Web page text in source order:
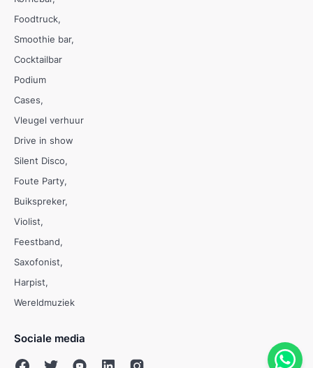
Foodtruck
Smoothie bar
Cocktailbar
Podium
Cases
Vleugel verhuur
Drive in show
Silent Disco
Foute Party
Buikspreker
Violist
Feestband
Saxofonist
Harpist
Wereldmuziek
Sociale media